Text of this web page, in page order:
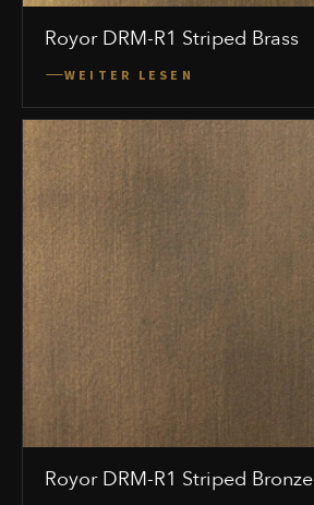
Royor DRM-R1 Striped Brass
WEITER LESEN
Royor DRM-R1 Striped Bronze